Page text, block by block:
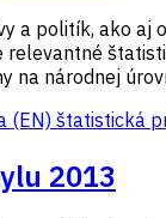
politík, ako aj
na národnej
(EN) štatistická
2013